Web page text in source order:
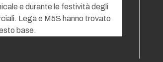
e durante le festività degli
Lega e M5S hanno trovato
base.